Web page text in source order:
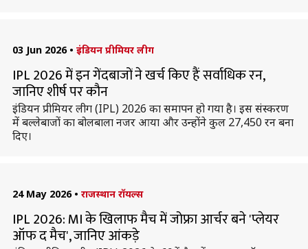
03 Jun 2026 • इंडियन प्रीमियर लीग
IPL 2026 में इन गेंदबाजों ने खर्च किए हैं सर्वाधिक रन,
जानिए शीर्ष पर कौन
इंडियन प्रीमियर लीग (IPL) 2026 का समापन हो गया है। इस संस्करण
में बल्लेबाजों का बोलबाला नजर आया और उन्होंने कुल 27,450 रन बना
दिए।
24 May 2026 • राजस्थान रॉयल्स
IPL 2026: MI के खिलाफ मैच में जोफ्रा आर्चर बने 'प्लेयर
ऑफ द मैच', जानिए आंकड़े